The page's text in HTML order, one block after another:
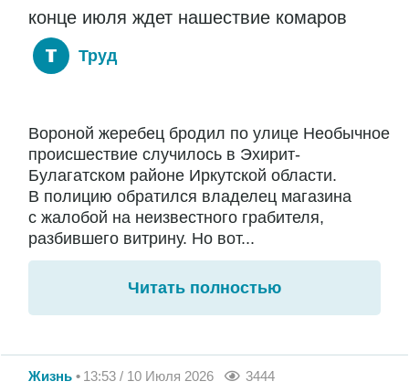
конце июля ждет нашествие комаров
Труд
Вороной жеребец бродил по улице Необычное
происшествие случилось в Эхирит-
Булагатском районе Иркутской области.
В полицию обратился владелец магазина
с жалобой на неизвестного грабителя,
разбившего витрину. Но вот...
Читать полностью
Жизнь 13:53 / 10 Июля 2026 3444